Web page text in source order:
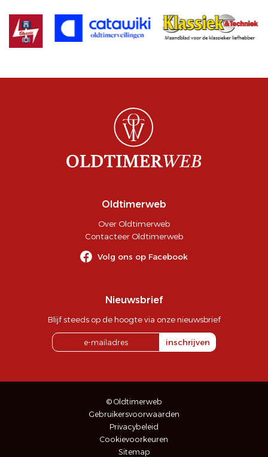
Oldtimerweb
Over Oldtimerweb
Contacteer Oldtimerweb
Volg ons op Facebook
Nieuwsbrief
Blijf steeds op de hoogte via onze nieuwsbrief
inschrijven
© Oldtimerweb
Gebruikersvoorwaarden
Privacybeleid
Cookievoorkeuren
Sitemap